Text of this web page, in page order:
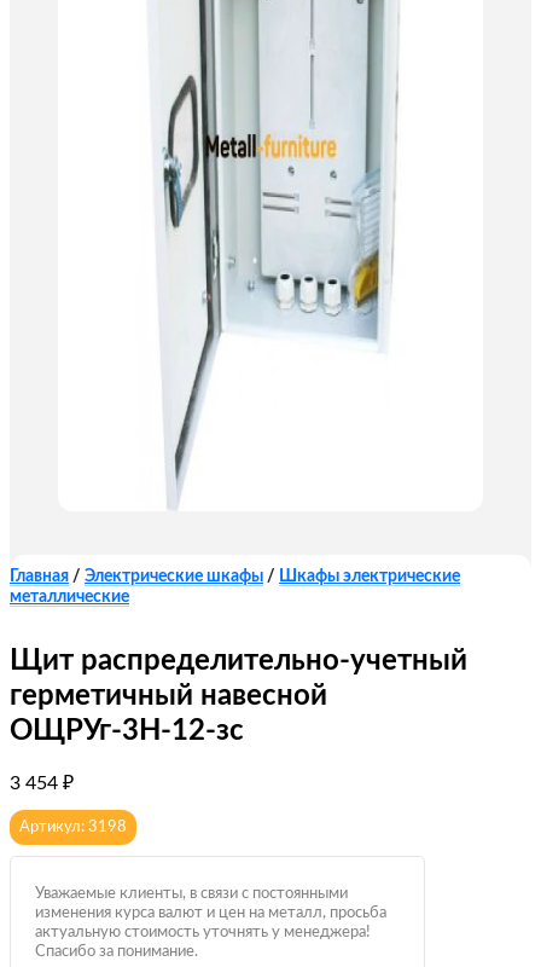
Главная / Электрические шкафы / Шкафы электрические
металлические
Щит распределительно-учетный
герметичный навесной
ОЩРУг-3Н-12-зс
3 454 ₽
Артикул: 3198
Уважаемые клиенты, в связи с постоянными
изменения курса валют и цен на металл, просьба
актуальную стоимость уточнять у менеджера!
Спасибо за понимание.